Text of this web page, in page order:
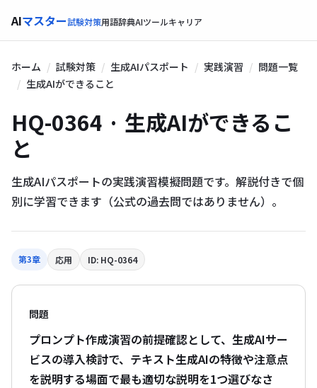
AIマスター試験対策用語辞典AIツールキャリア
ホーム 試験対策 生成AIパスポート 実践演習
問題一覧
生成AIができること
HQ-0364 · 生成AIができるこ
と
生成AIパスポートの実践演習模擬問題です。解説付きで個
別に学習できます（公式の過去問ではありません）。
第3章 応用 ID: HQ-0364
問題
プロンプト作成演習の前提確認として、生成AIサー
ビスの導入検討で、テキスト生成AIの特徴や注意点
を説明する場面で最も適切な説明を1つ選びなさ